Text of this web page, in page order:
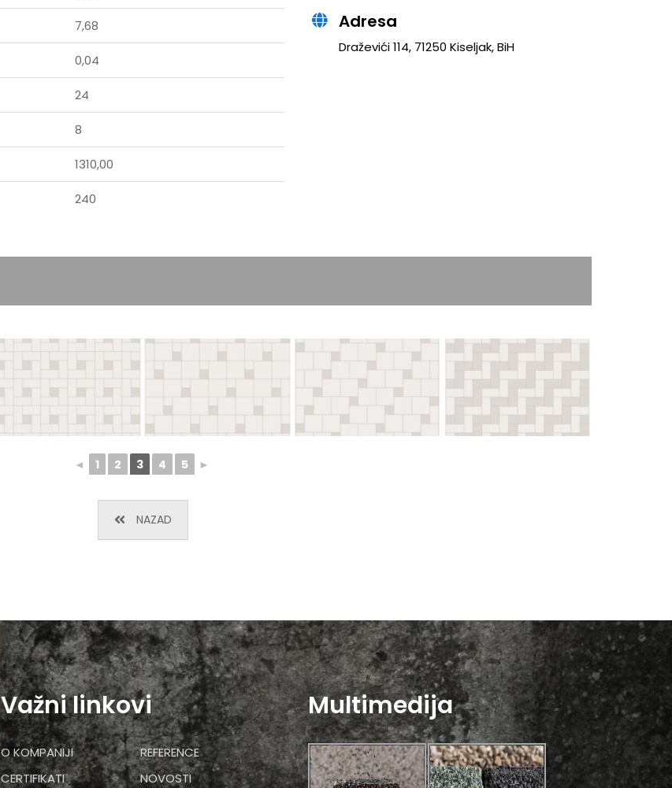
7,68
0,04
24
8
1310,00
240
Adresa
Draževići 114, 71250 Kiseljak, BiH
◄ 1 2 3 4 5 ►
NAZAD
Važni linkovi
O KOMPANIJI
REFERENCE
CERTIFIKATI
NOVOSTI
Multimedija